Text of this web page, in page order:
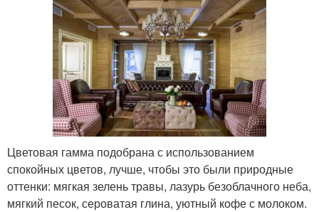
Цветовая гамма подобрана с использованием
спокойных цветов, лучше, чтобы это были природные
оттенки: мягкая зелень травы, лазурь безоблачного неба,
мягкий песок, сероватая глина, уютный кофе с молоком.